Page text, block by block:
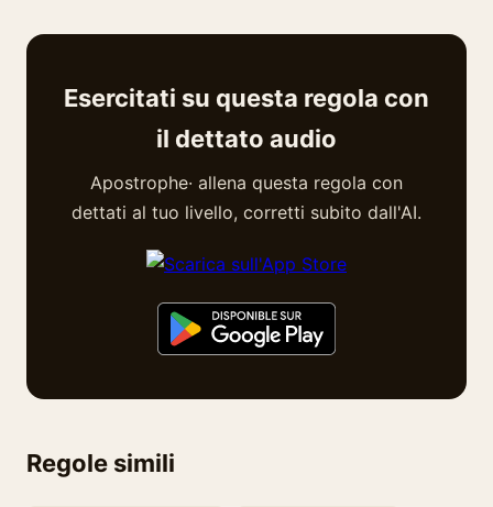
Esercitati su questa regola con
il dettato audio
Apostrophe· allena questa regola con
dettati al tuo livello, corretti subito dall'AI.
Regole simili